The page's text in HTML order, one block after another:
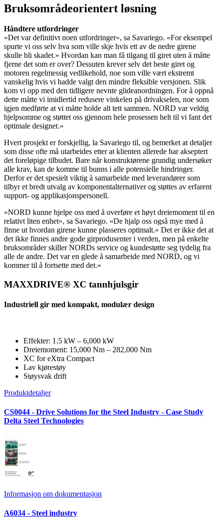
Bruksområdeorientert løsning
Håndtere utfordringer
«Det var definitivt noen utfordringer», sa Savariego. «For eksempel
spurte vi oss selv hva som ville skje hvis ett av de nedre girene
skulle bli skadet.» Hvordan kan man få tilgang til giret uten å måtte
fjerne det som er over? Dessuten krever selv det beste giret og
motoren regelmessig vedlikehold, noe som ville vært ekstremt
vanskelig hvis vi hadde valgt den mindre fleksible versjonen. Slik
kom vi opp med den tidligere nevnte glideanordningen. For å oppnå
dette måtte vi imidlertid redusere vinkelen på drivakselen, noe som
igjen medførte at vi måtte holde alt tett sammen. NORD var veldig
hjelpsomme og støttet oss gjennom hele prosessen helt til vi fant det
optimale designet.»
Hvert prosjekt er forskjellig, la Savariego til, og bemerket at detaljer
som disse ofte må utarbeides etter at klienten allerede har akseptert
det foreløpige tilbudet. Bare når konstruktørene grundig undersøker
alle krav, kan de komme til bunns i alle potensielle hindringer.
Derfor er det spesielt viktig å samarbeide med leverandører som
tilbyr et bredt utvalg av komponentalternativer og støttes av erfarent
support- og applikasjonspersonell.
«NORD kunne hjelpe oss med å overføre et høyt dreiemoment til en
relativt liten enhet», sa Savariego. «De hjalp oss også mye med å
finne ut hvordan girene kunne plasseres optimalt.» Det er ikke det at
det ikke finnes andre gode girprodusenter i verden, men på enkelte
bruksområder skiller NORDs service og kundestøtte seg tydelig fra
alle de andre. Det var en glede å samarbeide med NORD, og vi
kommer til å fortsette med det.»
MAXXDRIVE® XC tannhjulsgir
Industriell gir med kompakt, modulær design
Effekter: 1.5 kW – 6,000 kW
Dreiemoment: 15,000 Nm – 282,000 Nm
XC for eXtra Compact
Lav kjørestøy
Støysvak drift
Produktdetaljer
CS0044 - Drive Solutions for the Steel Industry - Case Study
Delta Steel Technologies
Informasjon om dokumentasjon
A6034 - Steel industry